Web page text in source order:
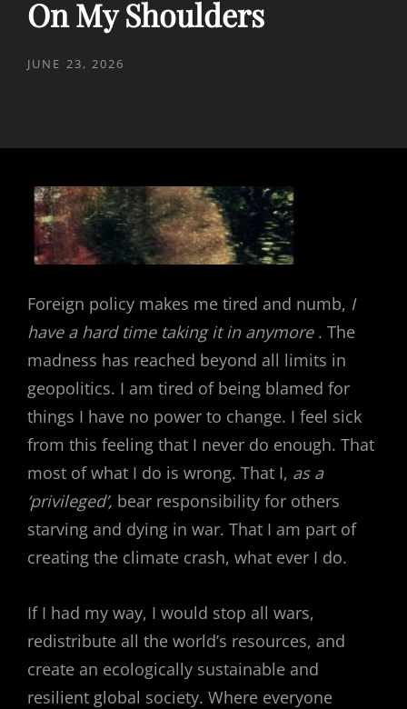
On My Shoulders
POSTED
JUNE 23, 2026
Foreign policy makes me tired and numb, I
have a hard time taking it in anymore. The
madness has reached beyond all limits in
geopolitics. I am tired of being blamed for
things I have no power to change. I feel sick
from this feeling that I never do enough. That
most of what I do is wrong. That I, as a
‘privileged’, bear responsibility for others
starving and dying in war. That I am part of
creating the climate crash, what ever I do.
If I had my way, I would stop all wars,
redistribute all the world’s resources, and
create an ecologically sustainable and
resilient global society. Where everyone